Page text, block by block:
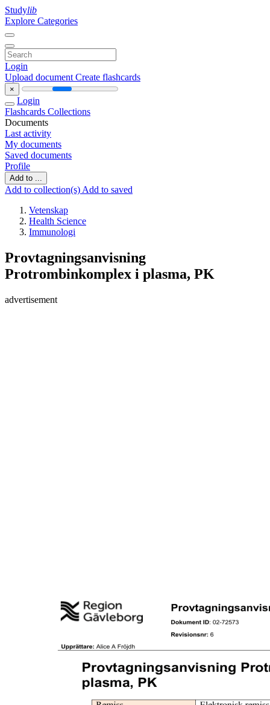
Studylib
Explore Categories
Login
Upload document Create flashcards
×
Login
Flashcards Collections
Documents
Last activity
My documents
Saved documents
Profile
Add to ...
Add to collection(s) Add to saved
Vetenskap
Health Science
Immunologi
Provtagningsanvisning
Protrombinkomplex i plasma, PK
advertisement